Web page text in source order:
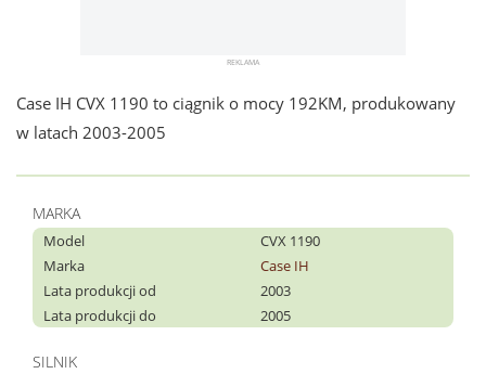
Case IH CVX 1190 to ciągnik o mocy 192KM, produkowany
w latach 2003-2005
MARKA
Model
CVX 1190
Marka
Case IH
Lata produkcji od
2003
Lata produkcji do
2005
SILNIK